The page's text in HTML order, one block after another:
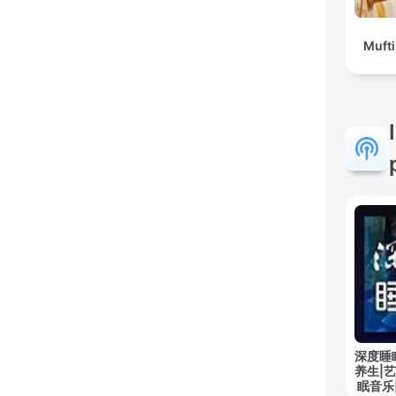
深度睡
养生|
眠音